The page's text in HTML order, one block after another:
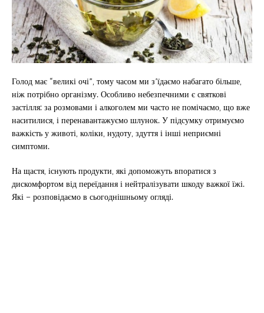
Голод має “великі очі”, тому часом ми з’їдаємо набагато більше,
ніж потрібно організму. Особливо небезпечними є святкові
застілля: за розмовами і алкоголем ми часто не помічаємо, що вже
наситилися, і перенавантажуємо шлунок. У підсумку отримуємо
важкість у животі, коліки, нудоту, здуття і інші неприємні
симптоми.
На щастя, існують продукти, які допоможуть впоратися з
дискомфортом від переїдання і нейтралізувати шкоду важкої їжі.
Які – розповідаємо в сьогоднішньому огляді.